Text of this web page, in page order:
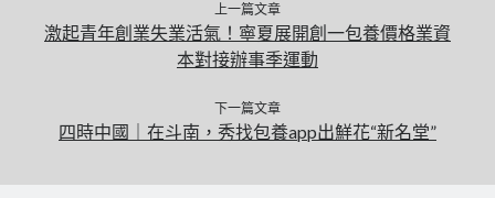
上一篇文章
激起青年創業失業活氣！寧夏展開創一包養價格業資
本對接辦事季運動
下一篇文章
四時中國｜在斗南，秀找包養app出鮮花“新名堂”